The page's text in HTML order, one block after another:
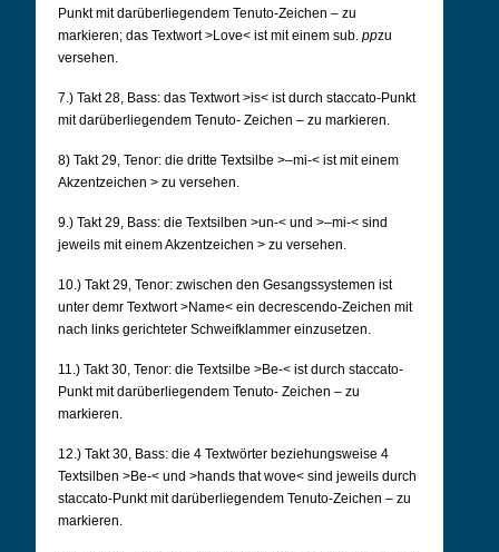
Punkt mit darüberliegendem Tenuto-Zeichen – zu
markieren; das Textwort >Love< ist mit einem sub. ppzu
versehen.
7.) Takt 28, Bass: das Textwort >is< ist durch staccato-Punkt
mit darüberliegendem Tenuto- Zeichen – zu markieren.
8) Takt 29, Tenor: die dritte Textsilbe >–mi-< ist mit einem
Akzentzeichen > zu versehen.
9.) Takt 29, Bass: die Textsilben >un-< und >–mi-< sind
jeweils mit einem Akzentzeichen > zu versehen.
10.) Takt 29, Tenor: zwischen den Gesangssystemen ist
unter demr Textwort >Name< ein decrescendo-Zeichen mit
nach links gerichteter Schweifklammer einzusetzen.
11.) Takt 30, Tenor: die Textsilbe >Be-< ist durch staccato-
Punkt mit darüberliegendem Tenuto- Zeichen – zu
markieren.
12.) Takt 30, Bass: die 4 Textwörter beziehungsweise 4
Textsilben >Be-< und >hands that wove< sind jeweils durch
staccato-Punkt mit darüberliegendem Tenuto-Zeichen – zu
markieren.